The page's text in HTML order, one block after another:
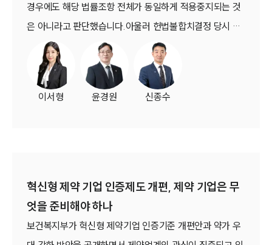
전체
PROFESSIONALS
경우에도 해당 법률조항 전체가 동일하게 적용중지되는 것
은 아니라고 판단했습니다.아울러 헌법불합치결정 당시 법
원에 계속 중이던 병행사건에는 그 결정의 소급효가 미치며
위헌성이 제거된 현행 의료급여법을 적용하여야 한다고 보
면서 헌법불합치결정의 효력 범위와 병행사건 처리 기준을
구체적으로 제시하였습니다(대법원 2026. 5. 29. 선고
이서형 윤경원 신종수
혁신형 제약 기업 인증제도 개편, 제약 기업은 무
엇을 준비해야 하나
보건복지부가 혁신형 제약기업 인증기준 개편안과 약가 우